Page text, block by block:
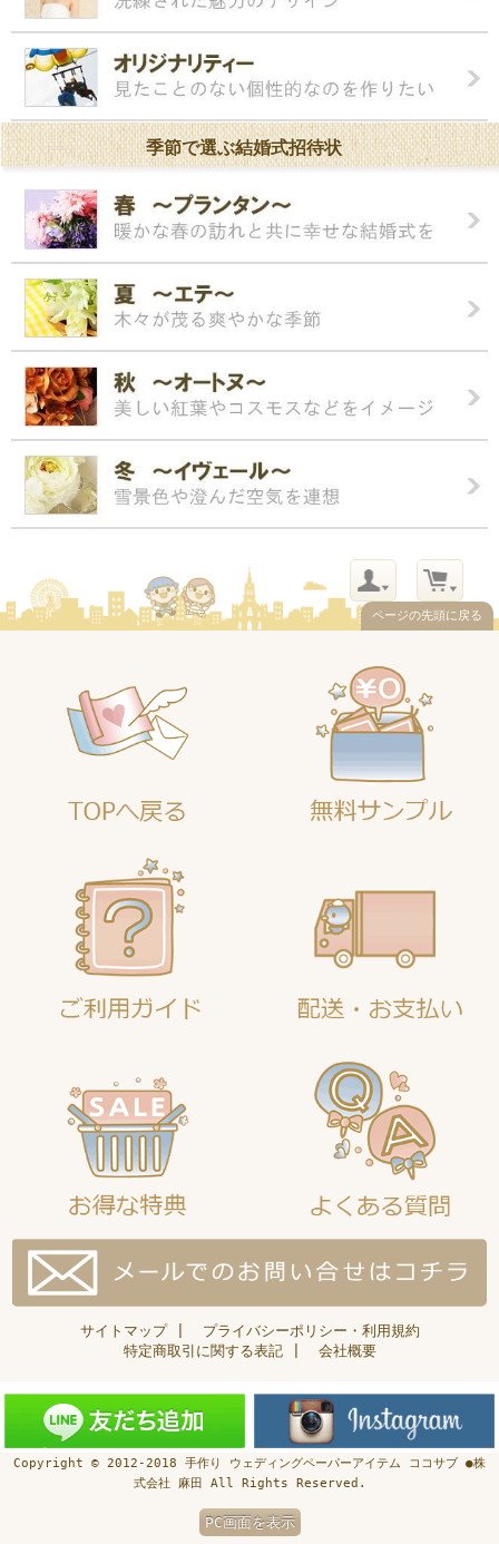
季節で選ぶ結婚式招待状
ページの先頭に戻る
サイトマップ| プライバシーポリシー・利用規約
特定商取引に関する表記| 会社概要
Copyright © 2012-2018 手作り ウェディングペーパーアイテム ココサブ ●株
式会社 麻田 All Rights Reserved.
PC画面を表示